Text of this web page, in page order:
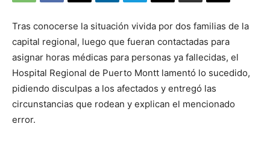
Tras conocerse la situación vivida por dos familias de la
capital regional, luego que fueran contactadas para
asignar horas médicas para personas ya fallecidas, el
Hospital Regional de Puerto Montt lamentó lo sucedido,
pidiendo disculpas a los afectados y entregó las
circunstancias que rodean y explican el mencionado
error.